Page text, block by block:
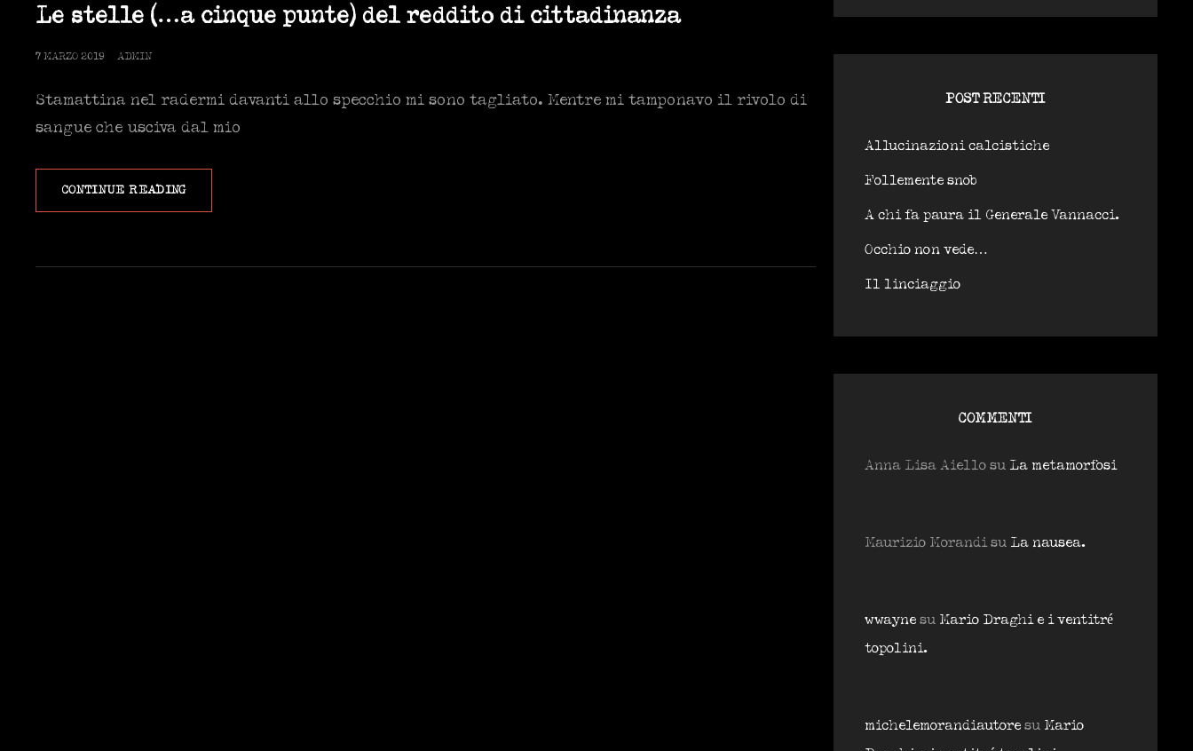
LINKS
Le stelle (…a cinque punte) del reddito di cittadinanza
POSTED
7 MARZO 2019 ADMIN
Stamattina nel radermi davanti allo specchio mi sono tagliato. Mentre mi tamponavo il rivolo di
sangue che usciva dal mio
CONTINUE READINGLE
STELLE
CINQUE
POST RECENTI
Allucinazioni calcistiche
Follemente snob
A chi fa paura il Generale Vannacci.
Occhio non vede…
Il linciaggio
COMMENTI
Anna Lisa Aiellosu La metamorfosi
Maurizio Morandisu La nausea.
wwaynesu Mario Draghi e i ventitré
topolini.
michelemorandiautoresu Mario